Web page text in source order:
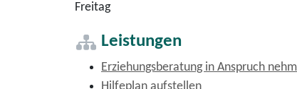
Freitag
Leistungen
Erziehungsberatung in Anspruch